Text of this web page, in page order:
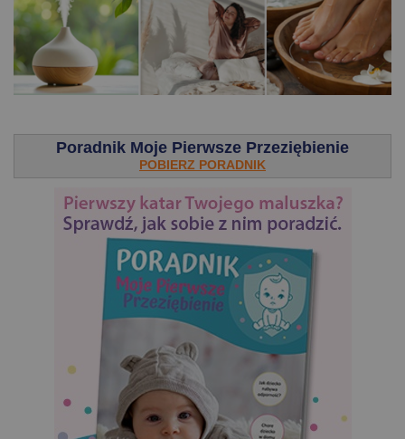
Poradnik Moje Pierwsze Przeziębienie
POBIERZ PORADNIK